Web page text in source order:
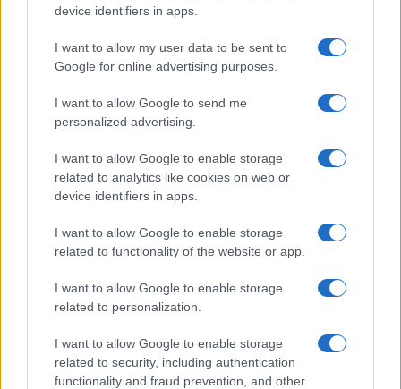
device identifiers in apps.
I want to allow my user data to be sent to
Google for online advertising purposes.
I want to allow Google to send me
personalized advertising.
I want to allow Google to enable storage
related to analytics like cookies on web or
device identifiers in apps.
I want to allow Google to enable storage
related to functionality of the website or app.
I want to allow Google to enable storage
related to personalization.
I want to allow Google to enable storage
related to security, including authentication
functionality and fraud prevention, and other
compact romanian ski days
concert compact
concert romanian ski days
romanian ski days
trupa compact
Articol anterior
Nico feat. F Charm – 9
(versuri)
Următorul articol
Formaţia Acces a lansat o
nouă piesă, „Weekend“